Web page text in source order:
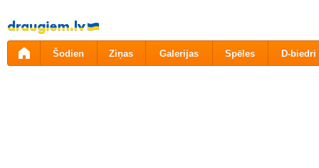
Pāriet
uz
saturu
Šodien Ziņas Galerijas Spēles D-biedri